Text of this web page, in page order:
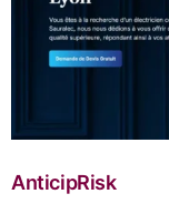
AnticipRisk